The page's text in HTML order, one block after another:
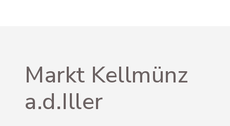
Markt Kellmünz
a.d.Iller